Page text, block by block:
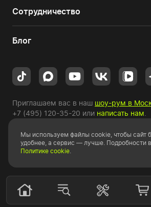
Сотрудничество
Блог
Приглашаем вас в наш шоу-рум в
+7 (495) 120-35-20 или написать нам
Copyright © 2010-2026 HYPERPC.
Мы используем файлы cookie, чтобы сайт
удобнее, а сервис — лучше. Подробности в
Политике cookie.